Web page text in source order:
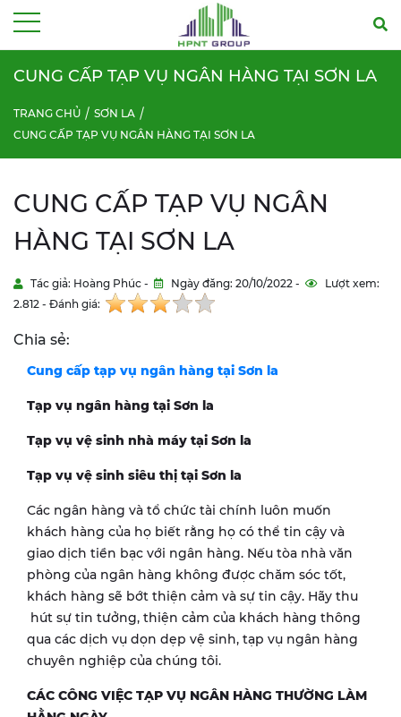
CUNG CẤP TẠP VỤ NGÂN HÀNG TẠI SƠN LA
TRANG CHỦ
SƠN LA
CUNG CẤP TẠP VỤ NGÂN HÀNG TẠI SƠN LA
CUNG CẤP TẠP VỤ NGÂN
HÀNG TẠI SƠN LA
Tác giả: Hoàng Phúc - Ngày đăng: 20/10/2022 -
Lượt xem:
2.812 - Đánh giá:
Chia sẻ:
Cung cấp tạp vụ ngân hàng tại Sơn la
Tạp vụ ngân hàng tại Sơn la
Tạp vụ vệ sinh nhà máy tại Sơn la
Tạp vụ vệ sinh siêu thị tại Sơn la
Các ngân hàng và tổ chức tài chính luôn muốn
khách hàng của họ biết rằng họ có thể tin cậy và
giao dịch tiền bạc với ngân hàng. Nếu tòa nhà văn
phòng của ngân hàng không được chăm sóc tốt,
khách hàng sẽ bớt thiện cảm và sự tin cậy. Hãy thu
hút sự tin tưởng, thiện cảm của khách hàng thông
qua các dịch vụ dọn dẹp vệ sinh, tạp vụ ngân hàng
chuyên nghiệp của chúng tôi.
CÁC CÔNG VIỆC TẠP VỤ NGÂN HÀNG THƯỜNG LÀM